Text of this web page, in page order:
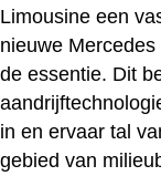
Limousine een
nieuwe
de essentie. Dit
in en ervaar tal
gebied van